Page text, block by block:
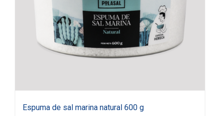
Espuma de sal marina natural 600 g